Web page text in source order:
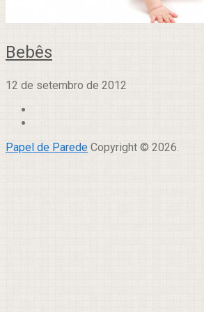
Bebês
12 de setembro de 2012
Papel de Parede Copyright © 2026.